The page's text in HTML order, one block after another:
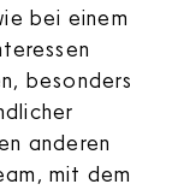
bei einem
besonders
anderen
mit dem